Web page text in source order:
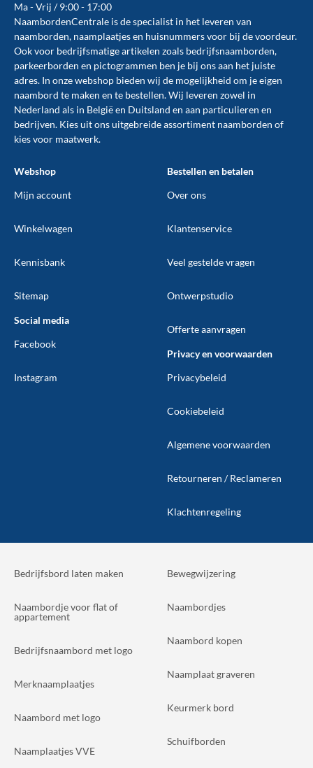
Ma - Vrij / 9:00 - 17:00
NaambordenCentrale is de specialist in het leveren van
naamborden, naamplaatjes en huisnummers voor bij devoordeur.
Ook voor bedrijfsmatige artikelen zoals bedrijfsnaamborden,
parkeerborden en pictogrammen ben je bij ons aan het juiste
adres. In onze webshop bieden wij de mogelijkheid om je eigen
naambord te maken en te bestellen. Wij leveren zowel in
Nederland als in België en Duitsland en aan particulieren en
bedrijven. Kies uit ons uitgebreide assortiment naamborden of
kies voor maatwerk.
Webshop
Mijn account
Winkelwagen
Kennisbank
Sitemap
Social media
Facebook
Instagram
Bestellen en betalen
Over ons
Klantenservice
Veel gestelde vragen
Ontwerpstudio
Offerte aanvragen
Privacy en voorwaarden
Privacybeleid
Cookiebeleid
Algemene voorwaarden
Retourneren / Reclameren
Klachtenregeling
Bedrijfsbord laten maken
Naambordje voor flat of
appartement
Bedrijfsnaambord met logo
Merknaamplaatjes
Naambord met logo
Naamplaatjes VVE
Bewegwijzering
Naambordjes
Naambord kopen
Naamplaat graveren
Keurmerk bord
Schuifborden